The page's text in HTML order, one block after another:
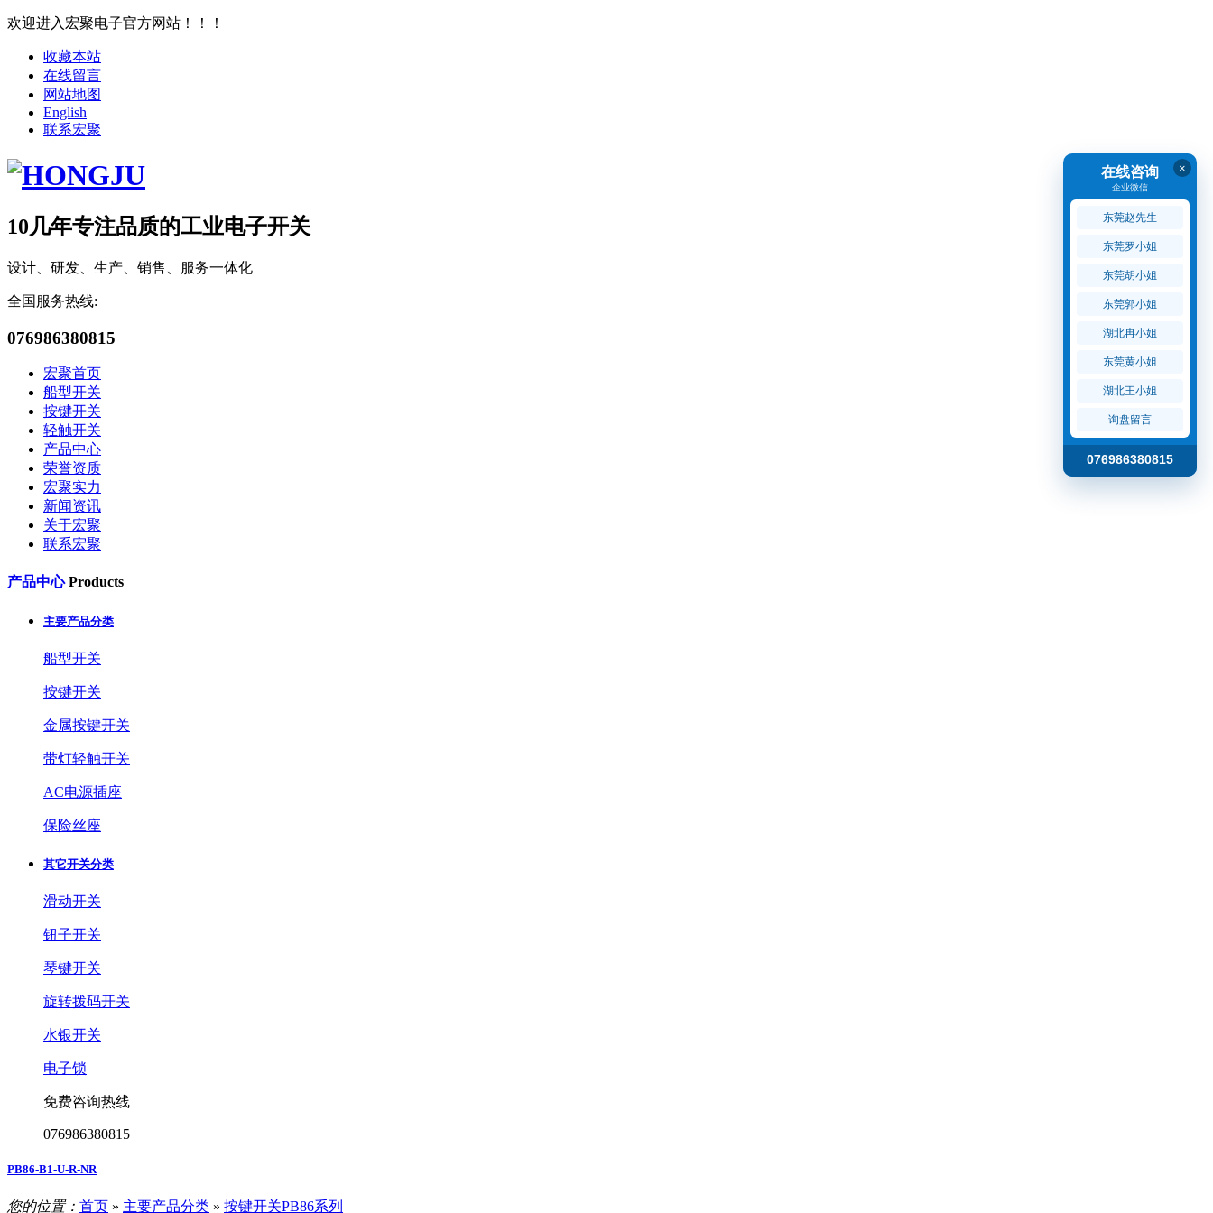
欢迎进入宏聚电子官方网站！！！
收藏本站
在线留言
网站地图
English
联系宏聚
10几年专注品质的工业电子开关
设计、研发、生产、销售、服务一体化
全国服务热线:
076986380815
宏聚首页
船型开关
按键开关
轻触开关
产品中心
荣誉资质
宏聚实力
新闻资讯
关于宏聚
联系宏聚
产品中心Products
主要产品分类
船型开关
按键开关
金属按键开关
带灯轻触开关
AC电源插座
保险丝座
其它开关分类
滑动开关
钮子开关
琴键开关
旋转拨码开关
水银开关
电子锁
免费咨询热线
076986380815
PB86-B1-U-R-NR
您的位置： 首页 » 主要产品分类 » 按键开关PB86系列
×
在线咨询
企业微信
东莞赵先生
东莞罗小姐
东莞胡小姐
东莞郭小姐
湖北冉小姐
东莞黄小姐
湖北王小姐
询盘留言
076986380815